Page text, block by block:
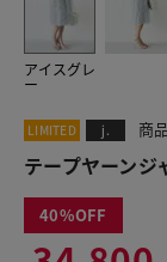
アイスグレ
ー
LIMITED j. 商
テープヤーンジ
40
この商品をシェ